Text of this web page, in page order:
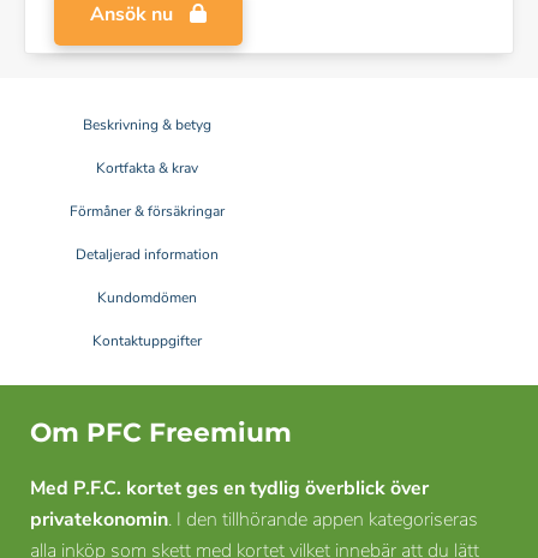
Ansök nu
Beskrivning & betyg
Kortfakta & krav
Förmåner & försäkringar
Detaljerad information
Kundomdömen
Kontaktuppgifter
Om PFC Freemium
Med P.F.C. kortet ges en tydlig överblick över
privatekonomin. I den tillhörande appen kategoriseras
alla inköp som skett med kortet vilket innebär att du lätt